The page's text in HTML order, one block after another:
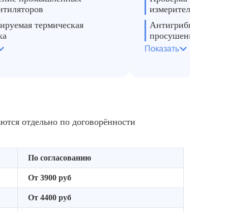
термическая
инфракрасных
измерительными
Антигрибковая
просушенных
Защитная
Показать
отдельно по договорённости
По согласованию
От 3900 руб
От 4400 руб